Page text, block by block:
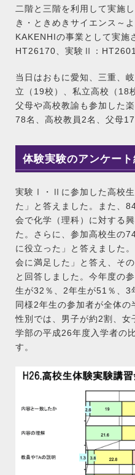
二階と三階を利用して実施
き・ときめきサイエンス～
KAKENHIの事業として実施
HT26170、実験Ⅱ：
当日はおもに愛知、三重、
立（19校）、私立高校（18
父母や高校教諭も参加した
78名、高校教員2名、父母17
体験実験のアンケー
実験Ⅰ・Ⅱに参加した高校生
た」と答えました。また、
会で化学（理科）に対する
た。さらに、参加高校生の
に役立った」と答えました
会に満足した」と答え、そ
と回答しました。今年度の
生が32％、2年生が51％、3
同様2年生の参加者が全体
性別では、男子が約2割、
学部の平成26年度入学者の
す。